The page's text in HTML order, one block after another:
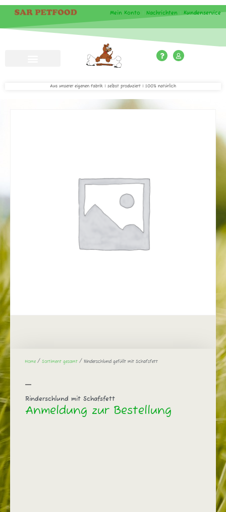
Mein Konto Nachrichten Kundenservice
Aus unserer eigenen Fabrik | selbst produziert | 100% natürlich
Home / Sortiment gesamt / Rinderschlund gefüllt mit Schafsfett
Rinderschlund mit Schafsfett
Anmeldung zur Bestellung